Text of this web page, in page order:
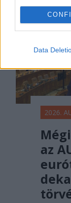
Data
2026.
az